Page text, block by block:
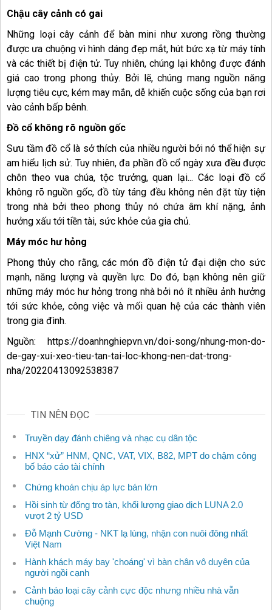
Chậu cây cảnh có gai
Những loại cây cảnh để bàn mini như xương rồng thường
được ưa chuộng vì hình dáng đẹp mắt, hút bức xạ từ máy tính
và các thiết bị điện tử. Tuy nhiên, chúng lại không được đánh
giá cao trong phong thủy. Bởi lẽ, chúng mang nguồn năng
lượng tiêu cực, kém may mắn, dễ khiến cuộc sống của bạn rơi
vào cảnh bấp bênh.
Đồ cổ không rõ nguồn gốc
Sưu tầm đồ cổ là sở thích của nhiều người bởi nó thể hiện sự
am hiểu lịch sử. Tuy nhiên, đa phần đồ cổ ngày xưa đều được
chôn theo vua chúa, tộc trưởng, quan lại... Các loại đồ cổ
không rõ nguồn gốc, đồ tùy táng đều không nên đặt tùy tiện
trong nhà bởi theo phong thủy nó chứa âm khí nặng, ảnh
hưởng xấu tới tiền tài, sức khỏe của gia chủ.
Máy móc hư hỏng
Phong thủy cho rằng, các món đồ điện tử đại diện cho sức
mạnh, năng lượng và quyền lực. Do đó, bạn không nên giữ
những máy móc hư hỏng trong nhà bởi nó ít nhiều ảnh hưởng
tới sức khỏe, công việc và mối quan hệ của các thành viên
trong gia đình.
Nguồn: https://doanhnghiepvn.vn/doi-song/nhung-mon-do-
de-gay-xui-xeo-tieu-tan-tai-loc-khong-nen-dat-trong-
nha/20220413092538387
TIN NÊN ĐỌC
Truyền dạy đánh chiêng và nhạc cụ dân tộc
HNX “xử” HNM, QNC, VAT, VIX, B82, MPT do chậm công
bố báo cáo tài chính
Chứng khoán chịu áp lực bán lớn
Hồi sinh từ đống tro tàn, khối lượng giao dịch LUNA 2.0
vượt 2 tỷ USD
Đỗ Mạnh Cường - NKT lạ lùng, nhận con nuôi đông nhất
Việt Nam
Hành khách máy bay 'choáng' vì bàn chân vô duyên của
người ngồi cạnh
Cảnh báo loại cây cảnh cực độc nhưng nhiều nhà vẫn
chuộng